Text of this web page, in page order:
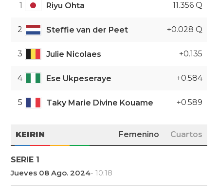
1 Riyu Ohta 11.356 Q
2 Steffie van der Peet +0.028 Q
3 Julie Nicolaes +0.135
4 Ese Ukpeseraye +0.584
5 Taky Marie Divine Kouame +0.589
KEIRIN Femenino Cuartos
SERIE 1
Jueves 08 Ago. 2024- 10:18